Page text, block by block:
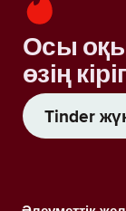
Осы
өзің
Tinder